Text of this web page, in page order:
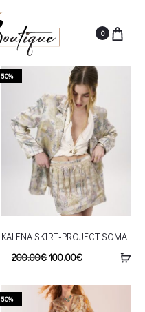
0
50%
KALENA SKIRT-PROJECT SOMA
200.00€100.00€
50%